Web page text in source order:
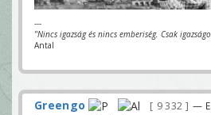
---
"Nincs igazság és nincs emberiség. Csak
Antal
Greengo 9 332
—